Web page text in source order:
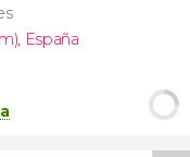
, España